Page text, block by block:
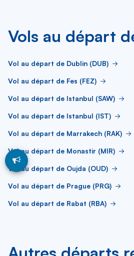
Vols au départ
Vol au départ de Dublin (DUB)
Vol au départ de Fes (FEZ)
Vol au départ de Istanbul (SAW)
Vol au départ de Istanbul (IST)
Vol au départ de Marrakech (RAK)
Vol au départ de Monastir (MIR)
Vol au départ de Oujda (OUD)
Vol au départ de Prague (PRG)
Vol au départ de Rabat (RBA)